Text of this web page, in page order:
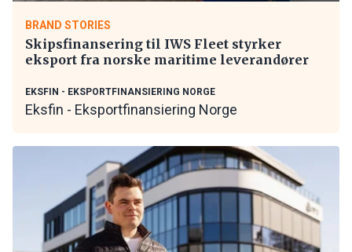
BRAND STORIES
Skipsfinansering til IWS Fleet styrker
eksport fra norske maritime leverandører
EKSFIN - EKSPORTFINANSIERING NORGE
Eksfin - Eksportfinansiering Norge